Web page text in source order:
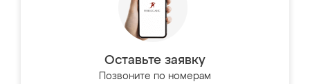
Оставьте заявку
Позвоните по номерам